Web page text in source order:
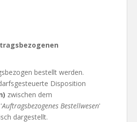
bestellt werden.
Disposition
zwischen dem
Auftragsbezogenes Bestellwesen'
dargestellt.